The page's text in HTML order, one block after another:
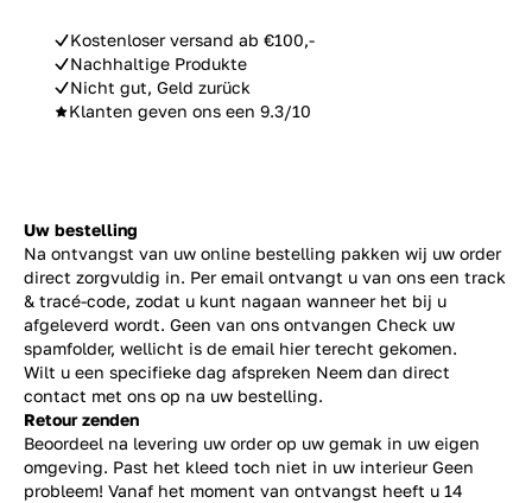
Kostenloser versand ab €100,-
Nachhaltige Produkte
Nicht gut, Geld zurück
Klanten geven ons een 9.3/10
Uw bestelling
Na ontvangst van uw online bestelling pakken wij uw order
direct zorgvuldig in. Per email ontvangt u van ons een track
& tracé-code, zodat u kunt nagaan wanneer het bij u
afgeleverd wordt. Geen van ons ontvangen Check uw
spamfolder, wellicht is de email hier terecht gekomen.
Wilt u een specifieke dag afspreken Neem dan direct
contact met ons op na uw bestelling.
Retour zenden
Beoordeel na levering uw order op uw gemak in uw eigen
omgeving. Past het kleed toch niet in uw interieur Geen
probleem! Vanaf het moment van ontvangst heeft u 14